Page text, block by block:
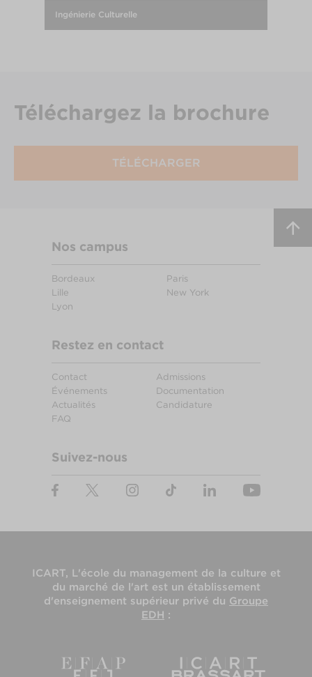
Ingénierie Culturelle
Téléchargez la brochure
TÉLÉCHARGER
Nos campus
Bordeaux
Lille
Lyon
Paris
New York
Restez en contact
Contact
Événements
Actualités
FAQ
Admissions
Documentation
Candidature
Suivez-nous
ICART, L'école du management de la culture et
du marché de l'art est un établissement
d'enseignement supérieur privé du Groupe
EDH :